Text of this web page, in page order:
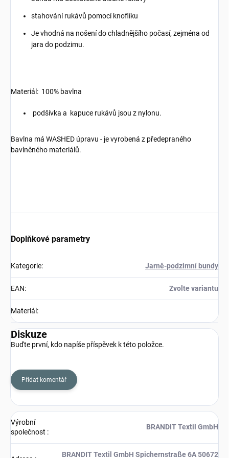
stahování rukávů pomocí knoflíku
Je vhodná na nošení do chladnějšího počasí, zejména od
jara do podzimu.
Materiál: 100% bavlna
podšívka a kapuce rukávů jsou z nylonu.
Bavlna má WASHED úpravu - je vyrobená z předepraného
bavlněného materiálů.
Doplňkové parametry
Kategorie: Jarně-podzimní bundy
EAN: Zvolte variantu
Materiál :
Diskuze
Buďte první, kdo napíše příspěvek k této položce.
Přidat komentář
Výrobní
společnost :
BRANDIT Textil GmbH
BRANDIT Textil GmbH Spichernstraße 6A 50672